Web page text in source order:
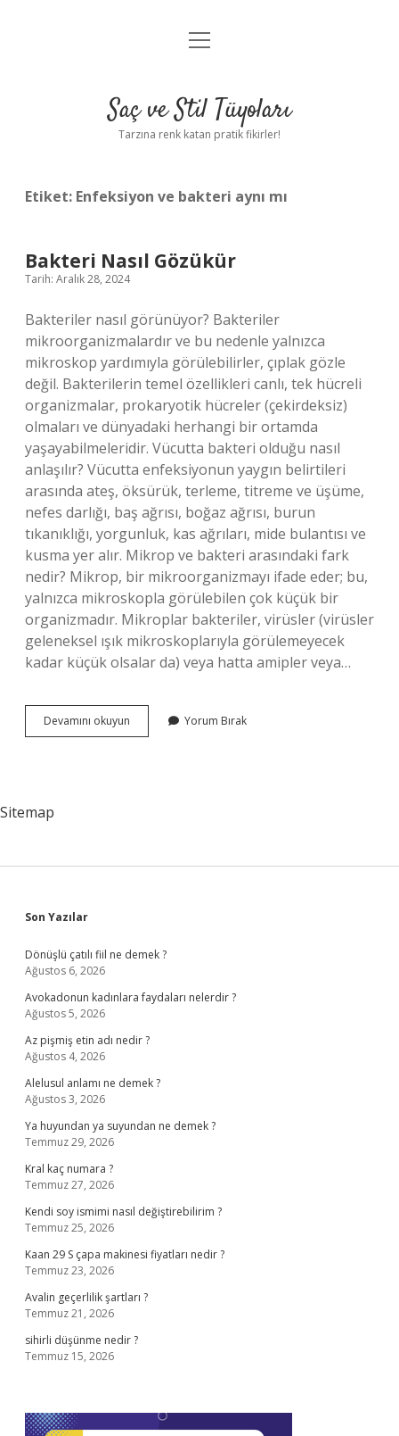
Anasayfa
Yasal Uyarı
menüyü
Saç ve Stil Tüyoları
Tarzına renk katan pratik fikirler!
Etiket: Enfeksiyon ve bakteri aynı mı
Bakteri Nasıl Gözükür
Tarih: Aralık 28, 2024
Bakteriler nasıl görünüyor? Bakteriler
mikroorganizmalardır ve bu nedenle yalnızca
mikroskop yardımıyla görülebilirler, çıplak gözle
değil. Bakterilerin temel özellikleri canlı, tek hücreli
organizmalar, prokaryotik hücreler (çekirdeksiz)
olmaları ve dünyadaki herhangi bir ortamda
yaşayabilmeleridir. Vücutta bakteri olduğu nasıl
anlaşılır? Vücutta enfeksiyonun yaygın belirtileri
arasında ateş, öksürük, terleme, titreme ve üşüme,
nefes darlığı, baş ağrısı, boğaz ağrısı, burun
tıkanıklığı, yorgunluk, kas ağrıları, mide bulantısı ve
kusma yer alır. Mikrop ve bakteri arasındaki fark
nedir? Mikrop, bir mikroorganizmayı ifade eder; bu,
yalnızca mikroskopla görülebilen çok küçük bir
organizmadır. Mikroplar bakteriler, virüsler (virüsler
geleneksel ışık mikroskoplarıyla görülemeyecek
kadar küçük olsalar da) veya hatta amipler veya…
Devamını okuyun
Nasıl
Yorum Bırak
Sitemap
Sidebar
Son Yazılar
Dönüşlü çatılı fiil ne demek ?
Ağustos 6, 2026
Avokadonun kadınlara faydaları nelerdir ?
Ağustos 5, 2026
Az pişmiş etin adı nedir ?
Ağustos 4, 2026
Alelusul anlamı ne demek ?
Ağustos 3, 2026
Ya huyundan ya suyundan ne demek ?
Temmuz 29, 2026
Kral kaç numara ?
Temmuz 27, 2026
Kendi soy ismimi nasıl değiştirebilirim ?
Temmuz 25, 2026
Kaan 29 S çapa makinesi fiyatları nedir ?
Temmuz 23, 2026
Avalin geçerlilik şartları ?
Temmuz 21, 2026
sihirli düşünme nedir ?
Temmuz 15, 2026